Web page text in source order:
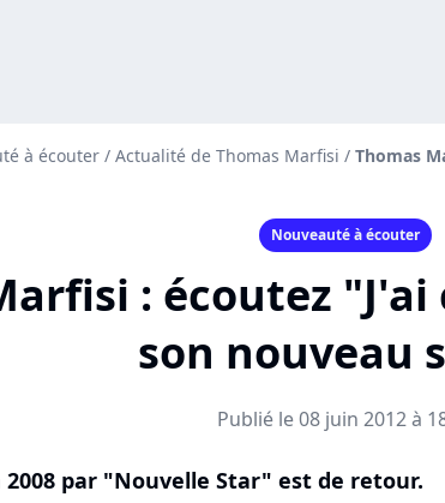
à écouter / Actualité de Thomas Marfisi / Thomas
Nouveauté à écouter
: écoutez
son nouveau
Publié le 08 juin 2012 à
par "Nouvelle Star" est de retour.